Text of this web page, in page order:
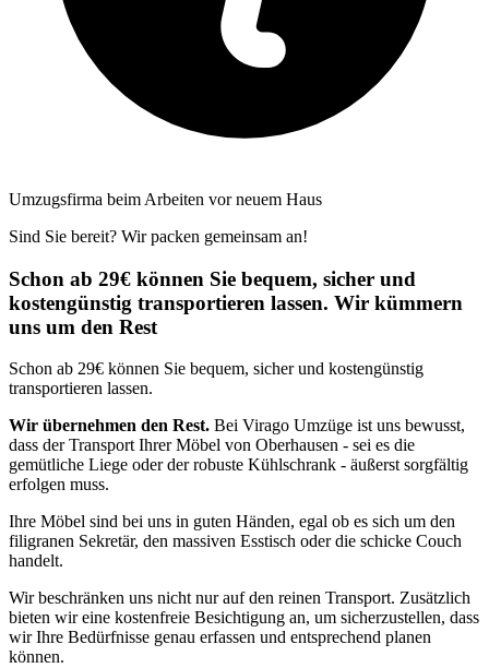
Umzugsfirma beim Arbeiten vor neuem Haus
Sind Sie bereit? Wir packen gemeinsam an!
Schon ab 29€ können Sie bequem, sicher und
kostengünstig transportieren lassen. Wir kümmern
uns um den Rest
Schon ab 29€ können Sie bequem, sicher und kostengünstig
transportieren lassen.
Wir übernehmen den Rest. Bei Virago Umzüge ist uns bewusst,
dass der Transport Ihrer Möbel von Oberhausen - sei es die
gemütliche Liege oder der robuste Kühlschrank - äußerst sorgfältig
erfolgen muss.
Ihre Möbel sind bei uns in guten Händen, egal ob es sich um den
filigranen Sekretär, den massiven Esstisch oder die schicke Couch
handelt.
Wir beschränken uns nicht nur auf den reinen Transport. Zusätzlich
bieten wir eine kostenfreie Besichtigung an, um sicherzustellen, dass
wir Ihre Bedürfnisse genau erfassen und entsprechend planen
können.